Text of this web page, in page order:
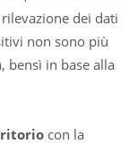
dei dati
non sono più
bensì in base alla
con la